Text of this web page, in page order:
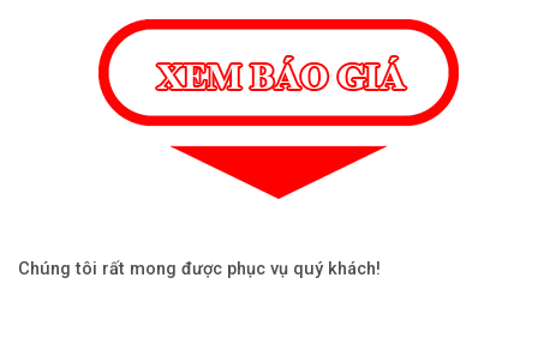
Chúng tôi rất mong được phục vụ quý khách!